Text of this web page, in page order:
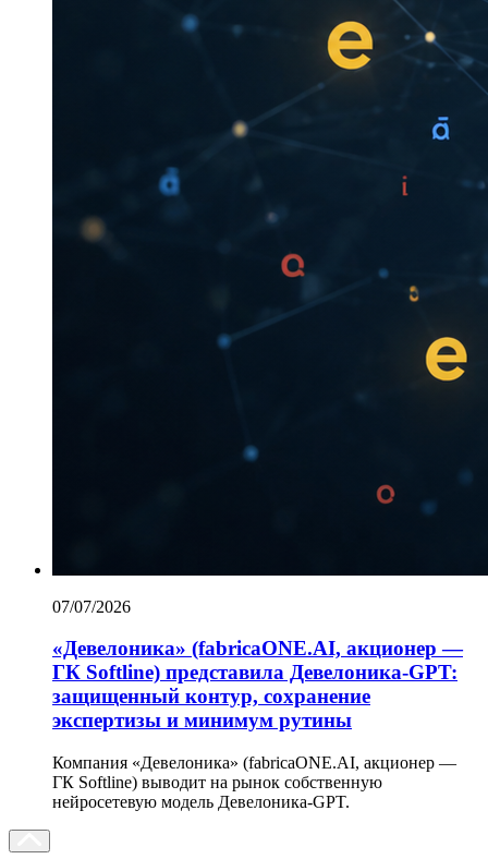
07/07/2026
«Девелоника» (fabricaONE.AI, акционер —
ГК Softline) представила Девелоника-GPT:
защищенный контур, сохранение
экспертизы и минимум рутины
Компания «Девелоника» (fabricaONE.AI, акционер —
ГК Softline) выводит на рынок собственную
нейросетевую модель Девелоника-GPT.